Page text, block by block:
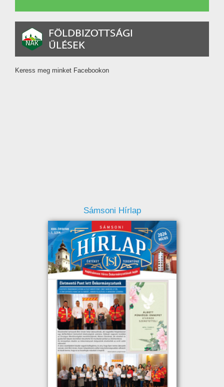
Keress meg minket Facebookon
Sámsoni Hírlap